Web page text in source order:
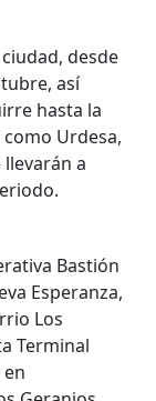
desde
así
hasta la
Urdesa,
llevarán a
Bastión
Esperanza,
Los
Terminal